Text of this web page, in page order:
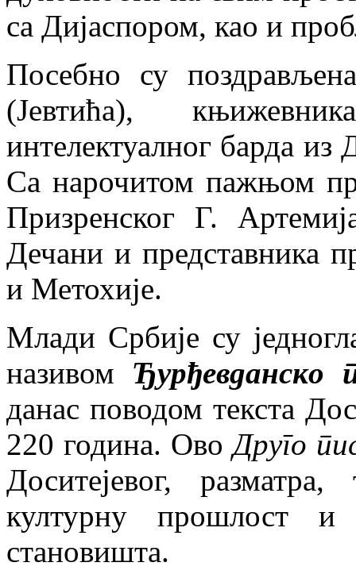
са Дијаспором, као и
Посебно су
(Јевтића),
интелектуалног барда
Са нарочитом пажњом
Призренског Г.
Дечани и представника
и Метохије.
Млади Србије су
називом Ђурђевданско
данас поводом текста
220 година. ОвоДруго
Доситејевог,
културну прошлост и
становишта.